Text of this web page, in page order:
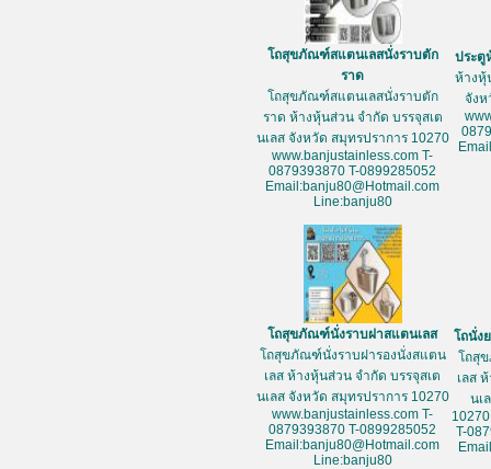
โถสุขภัณฑ์สแตนเลสนั่งราบตัก
ราด
โถสุขภัณฑ์สแตนเลสนั่งราบตัก
ราด ห้างหุ้นส่วน จำกัด บรรจุสเต
นเลส จังหวัด สมุทรปราการ 10270
www.banjustainless.com T-
0879393870 T-0899285052
Email:banju80@Hotmail.com
Line:banju80
ประตู
ห้างหุ้
จังห
โถสุขภัณฑ์นั่งราบฝาสแตนเลส
โถสุขภัณฑ์นั่งราบฝารองนั่งสแตน
เลส ห้างหุ้นส่วน จำกัด บรรจุสเต
นเลส จังหวัด สมุทรปราการ 10270
www.banjustainless.com T-
0879393870 T-0899285052
Email:banju80@Hotmail.com
Line:banju80
โถนั่ง
โถสุ
เลส
นเ
T-